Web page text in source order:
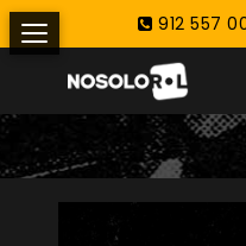
912 557